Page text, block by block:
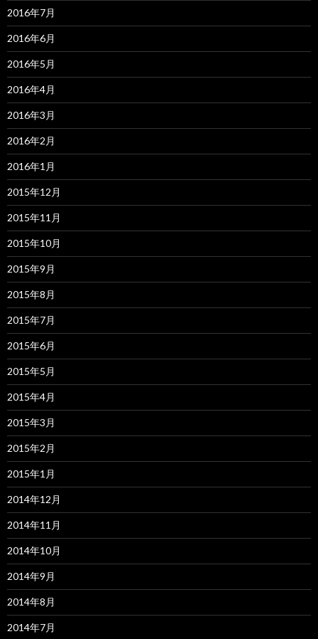
2016年7月
2016年6月
2016年5月
2016年4月
2016年3月
2016年2月
2016年1月
2015年12月
2015年11月
2015年10月
2015年9月
2015年8月
2015年7月
2015年6月
2015年5月
2015年4月
2015年3月
2015年2月
2015年1月
2014年12月
2014年11月
2014年10月
2014年9月
2014年8月
2014年7月